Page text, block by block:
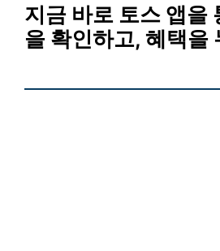
지금 바로 토스 앱을
을 확인하고, 혜택을